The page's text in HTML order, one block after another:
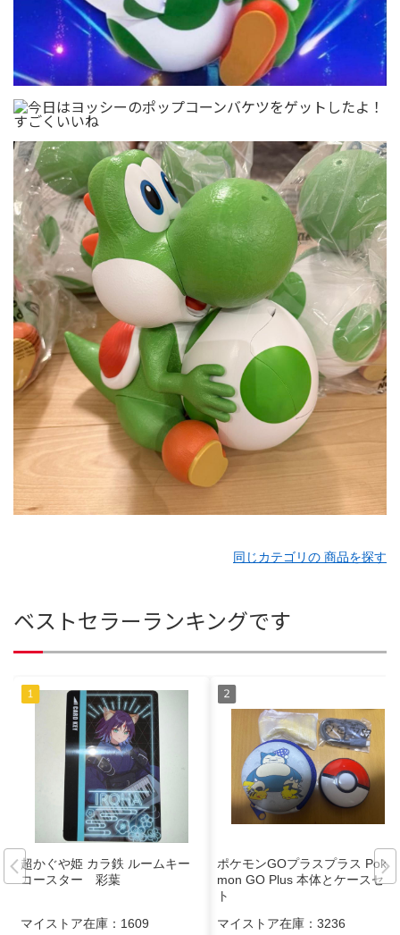
同じカテゴリの 商品を探す
ベストセラーランキングです
超かぐや姫 カラ鉄 ルームキー
コースター 彩葉
マイストア在庫： 1609
ポケモンGOプラスプラス Poké
mon GO Plus 本体とケースセッ
ト
マイストア在庫： 3236